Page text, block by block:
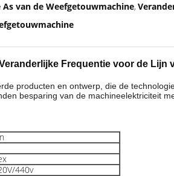
As van de Weefgetouwmachine,
Frequentie voor de Lijn
producten en ontwerp, die de
besparing van de machineelektriciteit
440v